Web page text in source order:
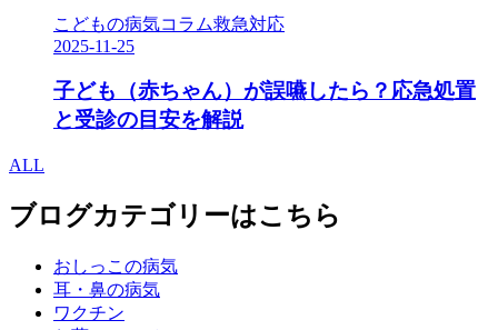
こどもの病気コラム救急対応
2025-11-25
子ども（赤ちゃん）が誤嚥したら？応急処置
と受診の目安を解説
ALL
ブログカテゴリーはこちら
おしっこの病気
耳・鼻の病気
ワクチン